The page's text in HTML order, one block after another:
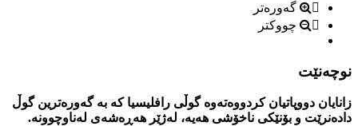
گەورەتر
چووکتر
نوچه‌نێت
زانایان دووپاتیان كردووەتەوە گوڵی رافلیسیا كە بە گەورەترین گوڵ
دادەنرێت و بۆنێكی ناخۆشی هەیە، لەژێر هەڕەشەی لەناوچوونە.